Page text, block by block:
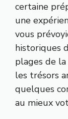
certaine
une
vous
historiques
plages de
les trésors
quelques
au mieux